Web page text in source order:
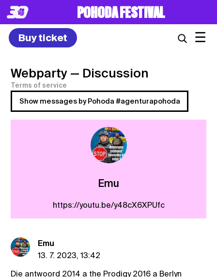
POHODA FESTIVAL
Buy ticket ☰
Webparty — Discussion
Terms of service
Show messages by Pohoda #agenturapohoda
Emu
https://youtu.be/y48cX6XPUfc
Emu
13. 7. 2023, 13:42
Die antwoord 2014 a the Prodigy 2016 a Berlyn